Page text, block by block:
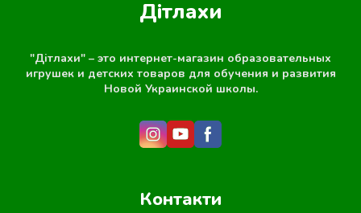
Дітлахи
"Дітлахи" – это интернет-магазин образовательных
игрушек и детских товаров для обучения и развития
Новой Украинской школы.
Контакти